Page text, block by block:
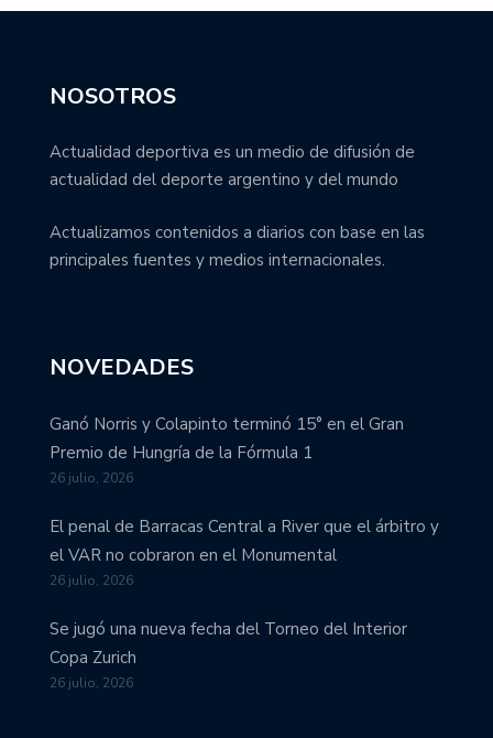
NOSOTROS
Actualidad deportiva es un medio de difusión de
actualidad del deporte argentino y del mundo
Actualizamos contenidos a diarios con base en las
principales fuentes y medios internacionales.
NOVEDADES
Ganó Norris y Colapinto terminó 15° en el Gran
Premio de Hungría de la Fórmula 1
26 julio, 2026
El penal de Barracas Central a River que el árbitro y
el VAR no cobraron en el Monumental
26 julio, 2026
Se jugó una nueva fecha del Torneo del Interior
Copa Zurich
26 julio, 2026